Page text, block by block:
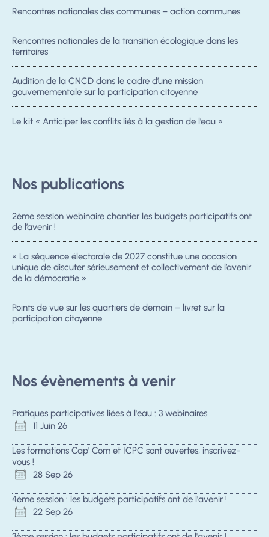
Rencontres nationales des communes – action communes
Rencontres nationales de la transition écologique dans les
territoires
Audition de la CNCD dans le cadre d’une mission
gouvernementale sur la participation citoyenne
Le kit « Anticiper les conflits liés à la gestion de l’eau »
Nos publications
2ème session webinaire chantier les budgets participatifs ont
de l’avenir !
« La séquence électorale de 2027 constitue une occasion
unique de discuter sérieusement et collectivement de l’avenir
de la démocratie »
Points de vue sur les quartiers de demain – livret sur la
participation citoyenne
Nos évènements à venir
Pratiques participatives liées à l'eau : 3 webinaires
11 Juin 26
Les formations Cap' Com et ICPC sont ouvertes, inscrivez-
vous !
28 Sep 26
4ème session : les budgets participatifs ont de l'avenir !
22 Sep 26